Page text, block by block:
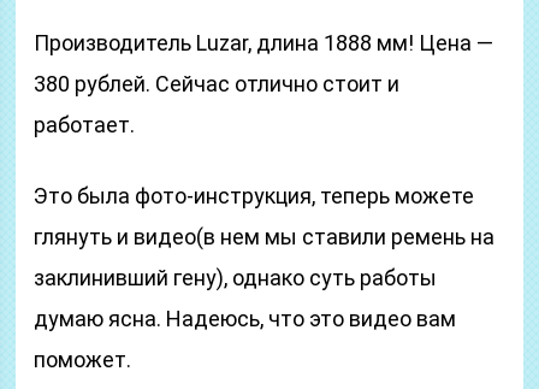
Производитель Luzar, длина 1888 мм! Цена —
380 рублей. Сейчас отлично стоит и
работает.
Это была фото-инструкция, теперь можете
глянуть и видео(в нем мы ставили ремень на
заклинивший гену), однако суть работы
думаю ясна. Надеюсь, что это видео вам
поможет.